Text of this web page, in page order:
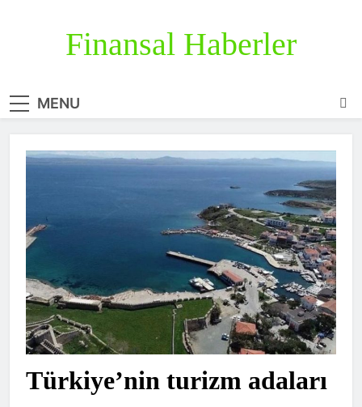
Finansal Haberler
MENU
Türkiye’nin turizm adaları